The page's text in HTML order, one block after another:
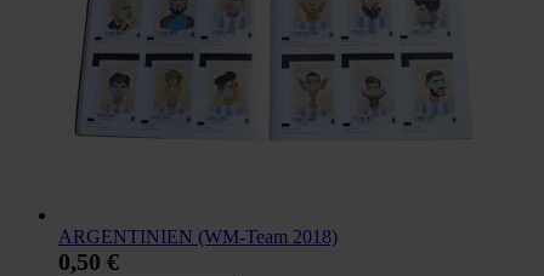
ARGENTINIEN (WM-Team 2018)
0,50 €